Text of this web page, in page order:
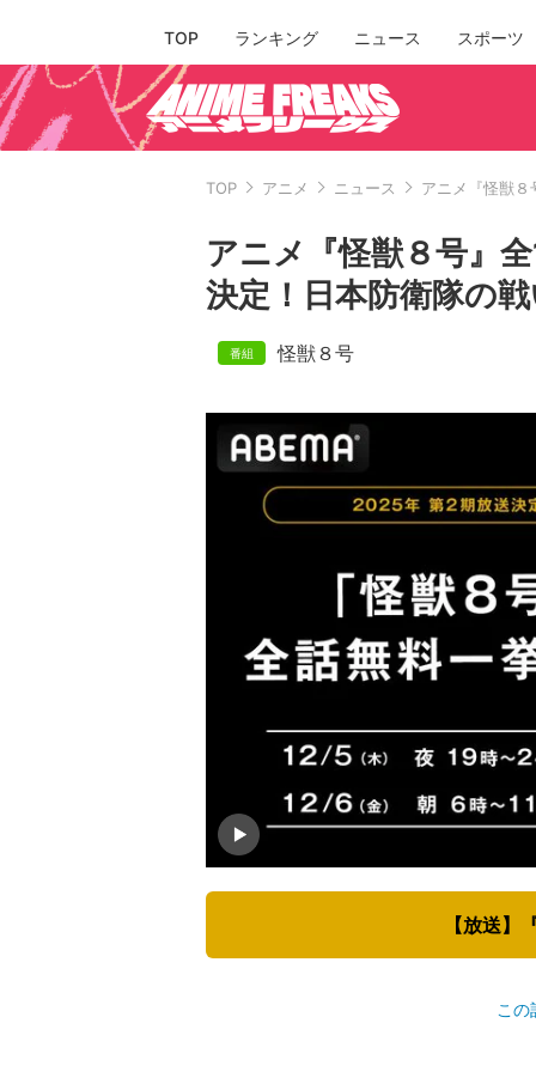
TOP ランキング ニュース スポーツ
TOP アニメ ニュース アニメ『怪獣
アニメ『怪獣８号』
決定！日本防衛隊の
怪獣８号
【放送】
この